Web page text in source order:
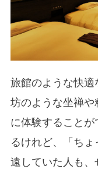
旅館のような快
坊のような坐禅
に体験すること
るけれど、「ち
遠していた人も、